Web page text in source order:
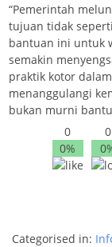
“Pemerintah
tujuan tidak
bantuan ini untuk
semakin
praktik kotor
menanggulangi
bukan murni
0
0%
0
Categorised in: